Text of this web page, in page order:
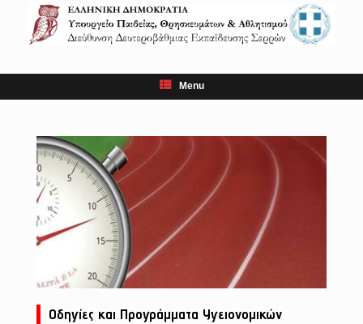
content
Menu
Οδηγίες και Προγράμματα Υγειονομικών